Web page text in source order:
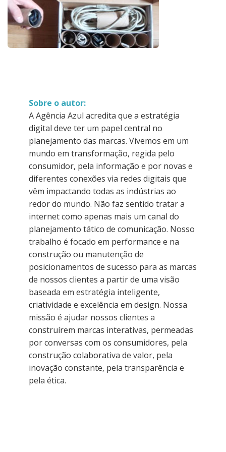
Sobre o autor:
A Agência Azul acredita que a estratégia
digital deve ter um papel central no
planejamento das marcas. Vivemos em um
mundo em transformação, regida pelo
consumidor, pela informação e por novas e
diferentes conexões via redes digitais que
vêm impactando todas as indústrias ao
redor do mundo. Não faz sentido tratar a
internet como apenas mais um canal do
planejamento tático de comunicação. Nosso
trabalho é focado em performance e na
construção ou manutenção de
posicionamentos de sucesso para as marcas
de nossos clientes a partir de uma visão
baseada em estratégia inteligente,
criatividade e excelência em design. Nossa
missão é ajudar nossos clientes a
construírem marcas interativas, permeadas
por conversas com os consumidores, pela
construção colaborativa de valor, pela
inovação constante, pela transparência e
pela ética.